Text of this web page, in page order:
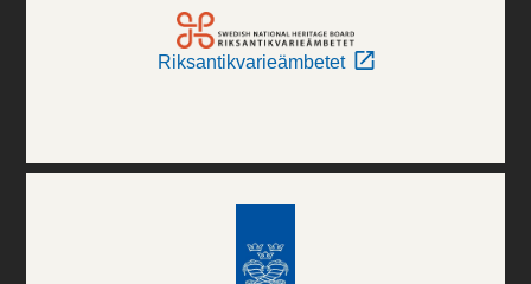
Riksantikvarieämbetet